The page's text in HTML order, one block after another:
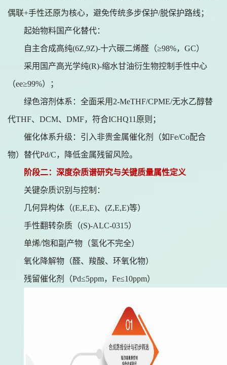
偶联+手性还原为核心，避免传统多步保护/脱保护路线；
起始物料国产化替代：
自主合成高纯(6Z,9Z)-十六碳二烯醛（≥98%，GC）
采用国产高光学纯(R)-缩水甘油衍生物控制手性中心
（ee≥99%）；
绿色溶剂体系：全面采用 2-MeTHF/CPME/无水乙醇替
代THF、DCM、DMF，符合ICHQ11原则；
催化体系升级：引入非贵金属催化剂（如Fe/Co配合
物）替代Pd/C，降低金属残留风险。
阶段二：深度杂质谱研究与关键质量属性定义
关键杂质识别与控制：
几何异构体（(E,E,E)、(Z,E,E)等）
手性翻转杂质（(S)-ALC-0315）
单烯/饱和副产物（氢化不完全）
氧化降解物（醛、羧酸、环氧化物）
残留催化剂（Pd≤5ppm，Fe≤10ppm）